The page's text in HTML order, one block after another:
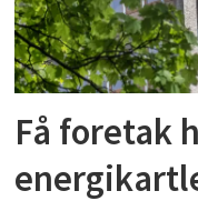
Få foretak